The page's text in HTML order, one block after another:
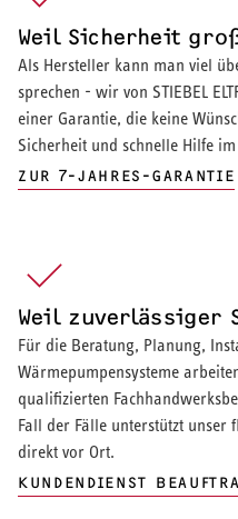
Weil Sicherheit
Als Hersteller kann man viel
sprechen - wir von STIEBEL
einer Garantie, die keine
Sicherheit und schnelle Hilfe
ZUR 7-JAHRES-GARANTIE
Weil zuverlässiger
Für die Beratung, Planung,
Wärmepumpensysteme
qualifizierten
Fall der Fälle unterstützt unser
direkt vor Ort.
KUNDENDIENST